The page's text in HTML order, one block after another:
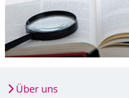
Über uns